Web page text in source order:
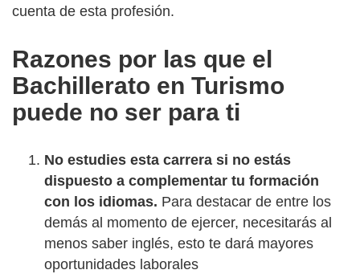
cuenta de esta profesión.
Razones por las que el
Bachillerato en Turismo
puede no ser para ti
No estudies esta carrera si no estás
dispuesto a complementar tu formación
con los idiomas. Para destacar de entre los
demás al momento de ejercer, necesitarás al
menos saber inglés, esto te dará mayores
oportunidades laborales